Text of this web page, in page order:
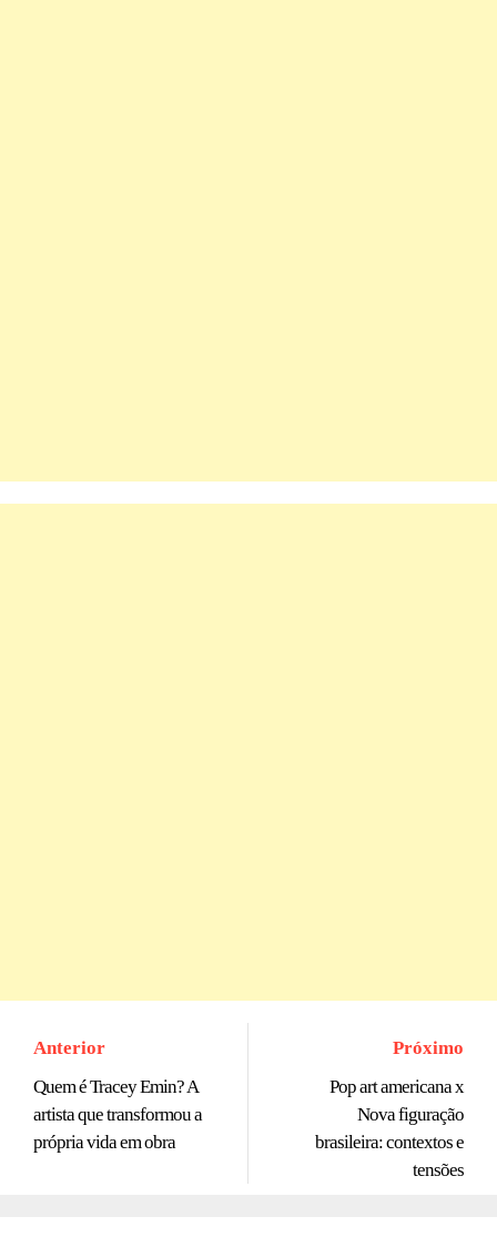
Anterior
Quem é Tracey Emin? A
artista que transformou a
própria vida em obra
Próximo
Pop art americana x
Nova figuração
brasileira: contextos e
tensões